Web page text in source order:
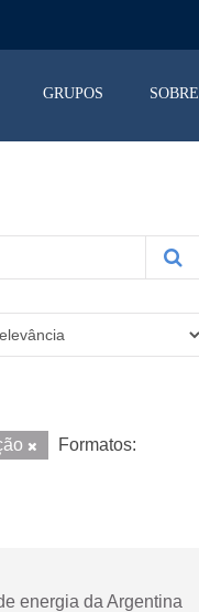
GRUPOS SOBRE
Formatos:
energia da Argentina